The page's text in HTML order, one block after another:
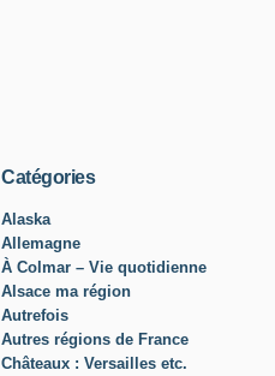
Catégories
Alaska
Allemagne
À Colmar – Vie quotidienne
Alsace ma région
Autrefois
Autres régions de France
Châteaux : Versailles etc.